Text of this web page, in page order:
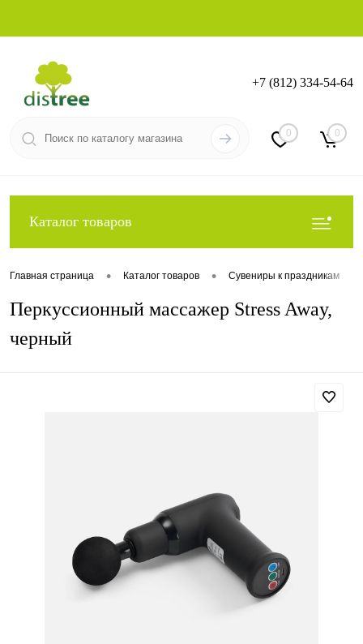
Вход Регистрация
+7 (812) 334-54-64
0 0
Каталог товаров
Главная страница • Каталог товаров • Сувениры к праздникам
Перкусcионный массажер Stress Away,
черный